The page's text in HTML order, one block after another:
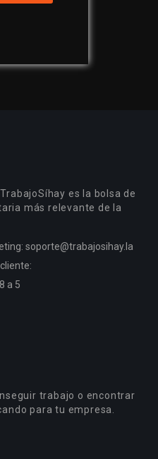
es la bolsa de
más relevante de la
soporte@trabajosihay.la
a 5
trabajo o encontrar
para tu empresa.